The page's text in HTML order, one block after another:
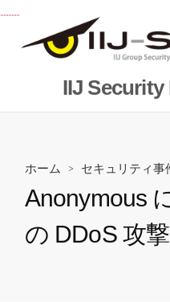
へ
IIJ Security
ホーム > セキュリティ事
Anonymous
の DDoS 攻撃